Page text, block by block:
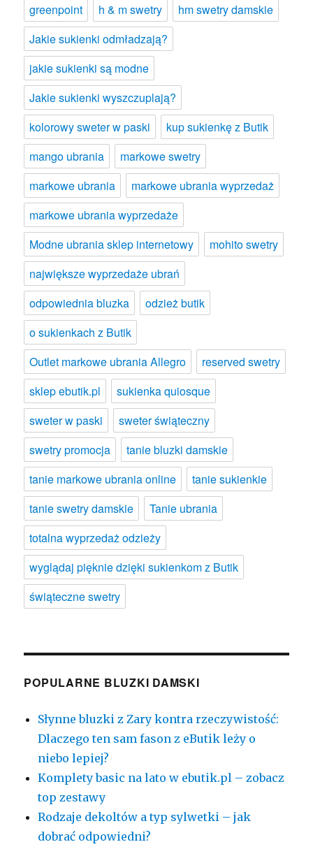
greenpoint
h & m swetry
hm swetry damskie
Jakie sukienki odmładzają?
jakie sukienki są modne
Jakie sukienki wyszczuplają?
kolorowy sweter w paski
kup sukienkę z Butik
mango ubrania
markowe swetry
markowe ubrania
markowe ubrania wyprzedaż
markowe ubrania wyprzedaże
Modne ubrania sklep internetowy
mohito swetry
największe wyprzedaże ubrań
odpowiednia bluzka
odzież butik
o sukienkach z Butik
Outlet markowe ubrania Allegro
reserved swetry
sklep ebutik.pl
sukienka quiosque
sweter w paski
sweter świąteczny
swetry promocja
tanie bluzki damskie
tanie markowe ubrania online
tanie sukienkie
tanie swetry damskie
Tanie ubrania
totalna wyprzedaż odzieży
wyglądaj pięknie dzięki sukienkom z Butik
świąteczne swetry
POPULARNE BLUZKI DAMSKI
Słynne bluzki z Zary kontra rzeczywistość:
Dlaczego ten sam fason z eButik leży o
niebo lepiej?
Komplety basic na lato w ebutik.pl – zobacz
top zestawy
Rodzaje dekoltów a typ sylwetki – jak
dobrać odpowiedni?